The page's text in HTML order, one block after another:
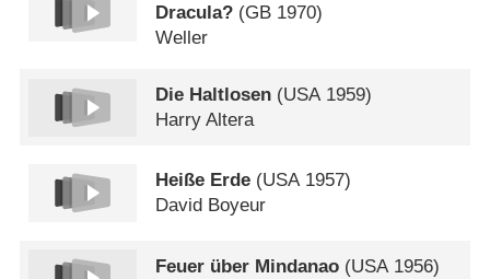
Dracula? (GB 1970)
Weller
Die Haltlosen (USA1959)
Harry Altera
Heiße Erde (USA1957)
David Boyeur
Feuer über Mindanao (USA 1956)